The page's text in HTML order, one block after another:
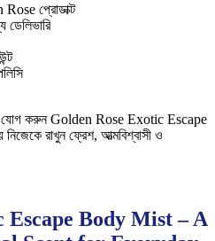
প্রোডাক্ট
ডেলিভারি
যোগ করুন Golden Rose Exotic Escape
রাখুন ফ্রেশ, আত্মবিশ্বাসী ও
Escape Body Mist – A